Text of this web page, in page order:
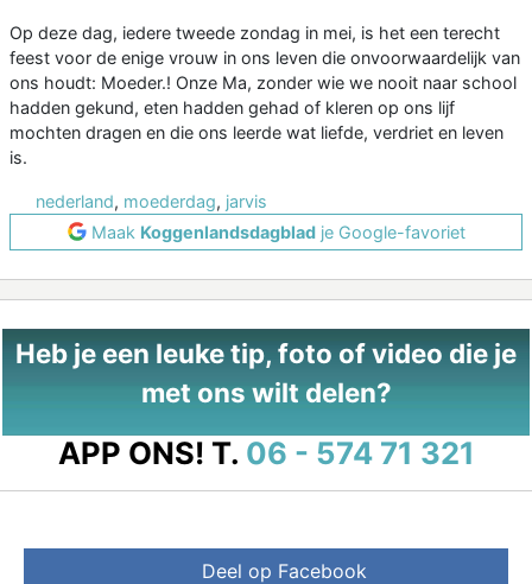
Op deze dag, iedere tweede zondag in mei, is het een terecht
feest voor de enige vrouw in ons leven die onvoorwaardelijk van
ons houdt: Moeder.! Onze Ma, zonder wie we nooit naar school
hadden gekund, eten hadden gehad of kleren op ons lijf
mochten dragen en die ons leerde wat liefde, verdriet en leven
is.
nederland, moederdag, jarvis
Maak Koggenlandsdagbladje Google-favoriet
Heb je een leuke tip, foto of video die je
met ons wilt delen?
APP ONS! T. 06 - 574 71 321
Deel op Facebook